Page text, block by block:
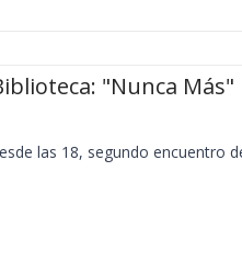
"Nunca Más"
las 18, segundo encuentro